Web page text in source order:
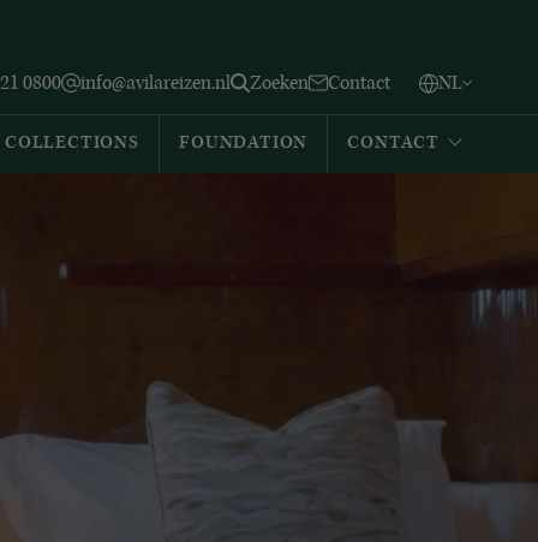
0800 info@avilareizen.nl Zoeken Contact NL
Español
COLLECTIONS FOUNDATION CONTACT